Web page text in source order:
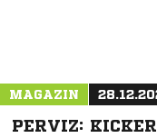
MAGAZIN
PERVIZ: